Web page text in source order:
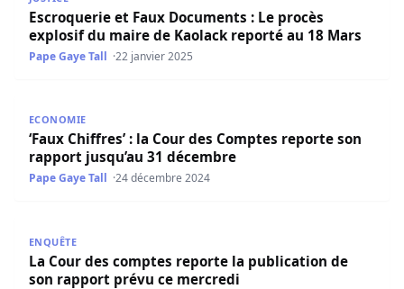
Escroquerie et Faux Documents : Le procès
explosif du maire de Kaolack reporté au 18 Mars
Pape Gaye Tall 22 janvier 2025
ECONOMIE
‘Faux Chiffres’ : la Cour des Comptes reporte son
rapport jusqu’au 31 décembre
Pape Gaye Tall 24 décembre 2024
ENQUÊTE
La Cour des comptes reporte la publication de
son rapport prévu ce mercredi